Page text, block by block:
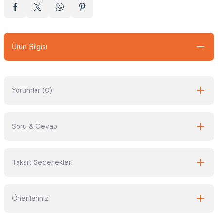
Ürün Bilgisi
Yorumlar (0)
Soru & Cevap
Taksit Seçenekleri
Önerileriniz